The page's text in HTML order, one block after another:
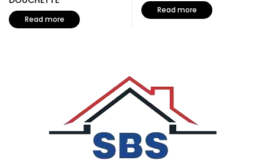
Read more
Read more